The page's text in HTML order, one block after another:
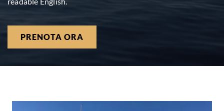
PRENOTA ORA